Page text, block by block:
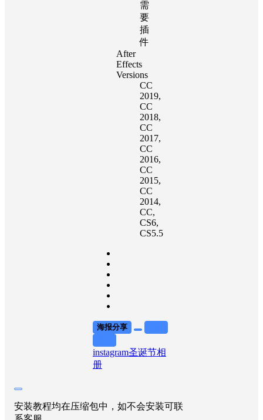
需
要
插
件
After
Effects
Versions
CC
2019,
CC
2018,
CC
2017,
CC
2016,
CC
2015,
CC
2014,
CC,
CS6,
CS5.5
海报分享
instagram圣诞节相
册
安装教程均在压缩包中，如不会安装可联